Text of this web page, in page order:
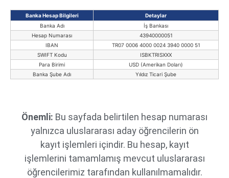
Banka Hesap Bilgileri
Detaylar
Banka Adı
İş Bankası
Hesap Numarası
43940000051
IBAN
TR07 0006 4000 0024 3940 0000 51
SWIFT Kodu
ISBKTRISXXX
Para Birimi
USD (Amerikan Doları)
Banka Şube Adı
Yıldız Ticari Şube
Önemli: Bu sayfada belirtilen hesap numarası
yalnızca uluslararası aday öğrencilerin ön
kayıt işlemleri içindir. Bu hesap, kayıt
işlemlerini tamamlamış mevcut uluslararası
öğrencilerimiz tarafından kullanılmamalıdır.